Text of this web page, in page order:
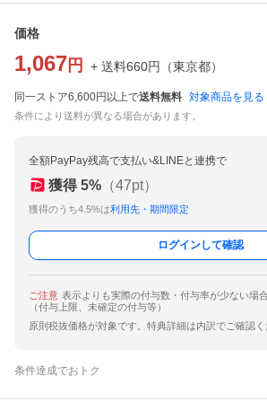
価格
1,067 円 + 送料660円 （東京都）
同一ストア6,600円以上で送料無料 対象商品を見る
条件により送料が異なる場合があります。
全額PayPay残高で支払い&LINEと連携で
獲得 5% （47pt）
獲得のうち4.5%は利用先・期間限定
ログインして確認
ご注意 表示よりも実際の付与数・付与率が少ない場
（付与上限、未確定の付与等）
原則税抜価格が対象です。特典詳細は内訳でご確認く
条件達成でおトク